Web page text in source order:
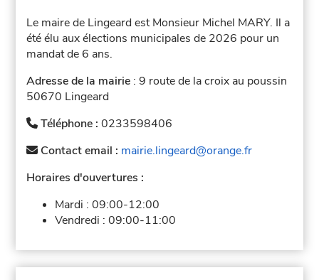
Le maire de Lingeard est Monsieur Michel MARY. Il a
été élu aux élections municipales de 2026 pour un
mandat de 6 ans.
Adresse de la mairie : 9 route de la croix au poussin
50670 Lingeard
Téléphone :0233598406
Contact email : mairie.lingeard@orange.fr
Horaires d'ouvertures :
Mardi :09:00-12:00
Vendredi :09:00-11:00